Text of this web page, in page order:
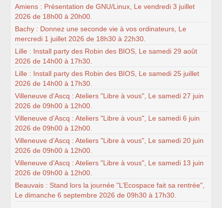
Amiens : Présentation de GNU/Linux, Le vendredi 3 juillet
2026 de 18h00 à 20h00.
Bachy : Donnez une seconde vie à vos ordinateurs, Le
mercredi 1 juillet 2026 de 18h30 à 22h30.
Lille : Install party des Robin des BIOS, Le samedi 29 août
2026 de 14h00 à 17h30.
Lille : Install party des Robin des BIOS, Le samedi 25 juillet
2026 de 14h00 à 17h30.
Villeneuve d’Ascq : Ateliers "Libre à vous", Le samedi 27 juin
2026 de 09h00 à 12h00.
Villeneuve d’Ascq : Ateliers "Libre à vous", Le samedi 6 juin
2026 de 09h00 à 12h00.
Villeneuve d’Ascq : Ateliers "Libre à vous", Le samedi 20 juin
2026 de 09h00 à 12h00.
Villeneuve d’Ascq : Ateliers "Libre à vous", Le samedi 13 juin
2026 de 09h00 à 12h00.
Beauvais : Stand lors la journée "L’Ecospace fait sa rentrée",
Le dimanche 6 septembre 2026 de 09h30 à 17h30.